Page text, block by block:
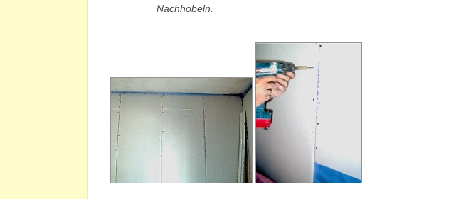
Nachhobeln.